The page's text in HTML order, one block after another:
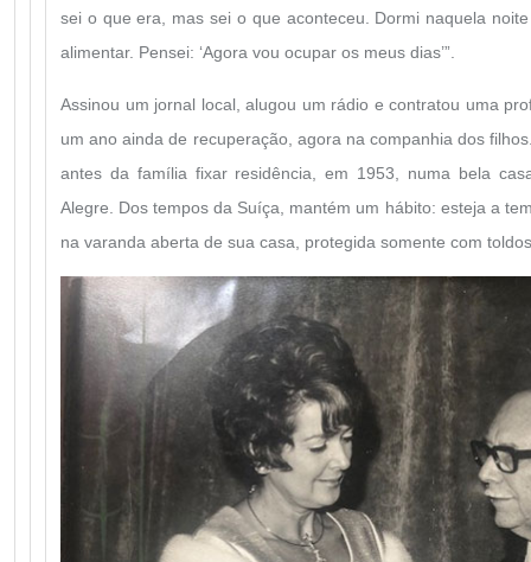
sei o que era, mas sei o que aconteceu. Dormi naquela
alimentar. Pensei: ‘Agora vou ocupar os meus dias’”.
Assinou um jornal local, alugou um rádio e contratou uma
um ano ainda de recuperação, agora na companhia dos
antes da família fixar residência, em 1953, numa bela
Alegre. Dos tempos da Suíça, mantém um hábito: esteja a
na varanda aberta de sua casa, protegida somente com